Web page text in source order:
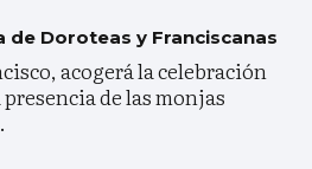
de Doroteas y Franciscanas
acogerá la celebración
de las monjas